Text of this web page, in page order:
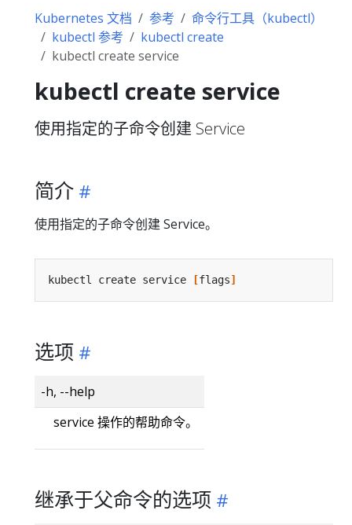
Kubernetes 文档 参考
命令行工具（kubectl）
kubectl 参考
kubectl create
kubectl create service
kubectl create service
使用指定的子命令创建 Service
简介
使用指定的子命令创建 Service。
kubectl create service [flags]
选项
-h, --help
service 操作的帮助命令。
继承于父命令的选项